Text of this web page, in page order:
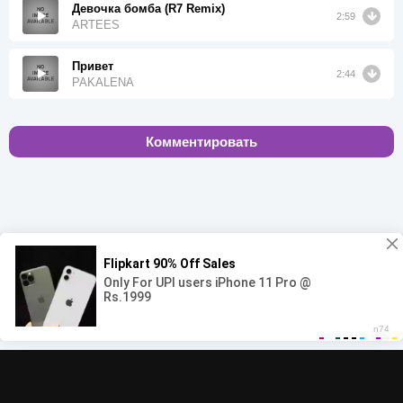
Девочка бомба (R7 Remix)
ARTEES
2:59
Привет
PAKALENA
2:44
Комментировать
00:00